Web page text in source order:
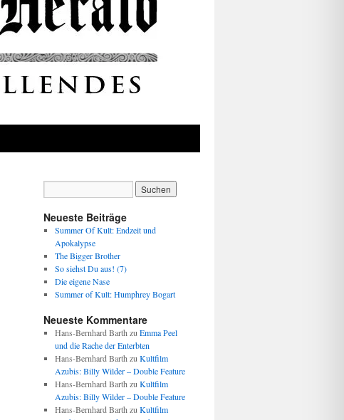
Neueste Beiträge
Summer Of Kult: Endzeit und
Apokalypse
The Bigger Brother
So siehst Du aus! (7)
Die eigene Nase
Summer of Kult: Humphrey Bogart
Neueste Kommentare
Hans-Bernhard Barth zu Emma Peel
und die Rache der Enterbten
Hans-Bernhard Barth zu Kultfilm
Azubis: Billy Wilder – Double Feature
Hans-Bernhard Barth zu Kultfilm
Azubis: Billy Wilder – Double Feature
Hans-Bernhard Barth zu Kultfilm